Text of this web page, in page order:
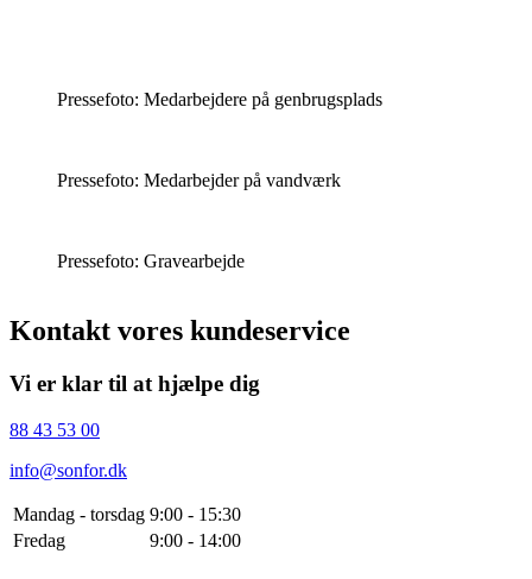
Pressefoto: Medarbejdere på genbrugsplads
Pressefoto: Medarbejder på vandværk
Pressefoto: Gravearbejde
Kontakt vores kundeservice
Vi er klar til at hjælpe dig
88 43 53 00
info@sonfor.dk
Mandag - torsdag 9:00 - 15:30
Fredag
9:00 - 14:00